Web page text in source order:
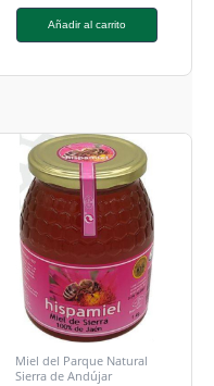
Añadir al carrito
Miel del Parque Natural
Sierra de Andújar